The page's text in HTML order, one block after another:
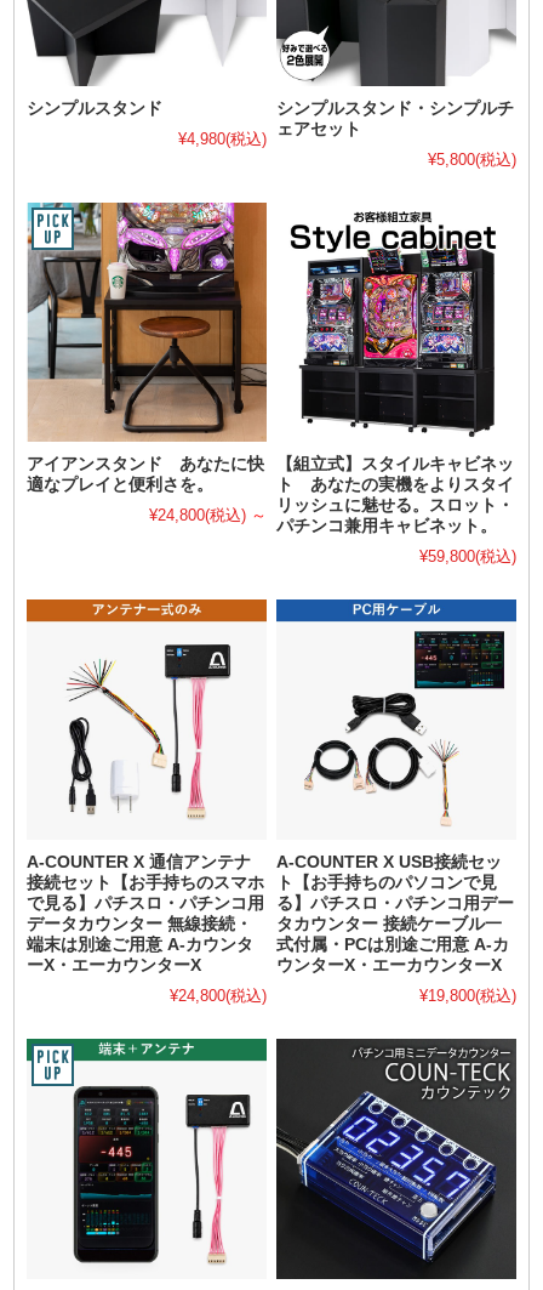
シンプルスタンド
¥4,980(税込)
シンプルスタンド・シンプルチ
ェアセット
¥5,800(税込)
アイアンスタンド あなたに快
適なプレイと便利さを。
¥24,800(税込) ～
【組立式】スタイルキャビネッ
ト あなたの実機をよりスタイ
リッシュに魅せる。スロット・
パチンコ兼用キャビネット。
¥59,800(税込)
A-COUNTER X 通信アンテナ
接続セット【お手持ちのスマホ
で見る】パチスロ・パチンコ用
データカウンター 無線接続・
端末は別途ご用意 A-カウンタ
ーX・エーカウンターX
¥24,800(税込)
A-COUNTER X USB接続セッ
ト【お手持ちのパソコンで見
る】パチスロ・パチンコ用デー
タカウンター 接続ケーブル一
式付属・PCは別途ご用意 A-カ
ウンターX・エーカウンターX
¥19,800(税込)